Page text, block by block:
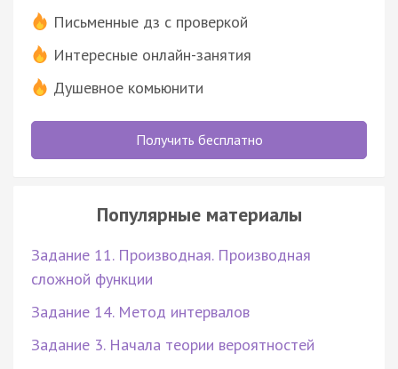
Письменные дз с проверкой
Интересные онлайн-занятия
Душевное комьюнити
Получить бесплатно
Популярные материалы
Задание 11. Производная. Производная
сложной функции
Задание 14. Метод интервалов
Задание 3. Начала теории вероятностей